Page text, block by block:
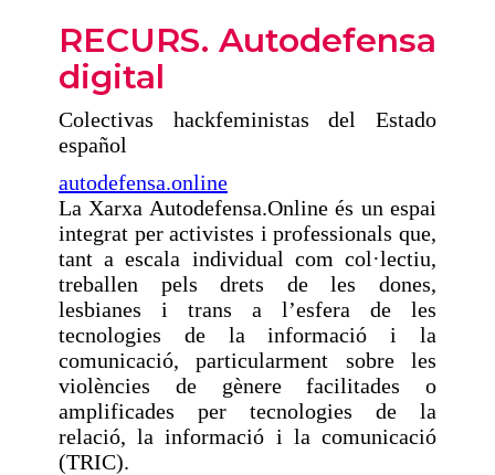
RECURS. Autodefensa
digital
Colectivas hackfeministas del Estado
español
autodefensa.online
La Xarxa Autodefensa.Online és un espai
integrat per activistes i professionals que,
tant a escala individual com col·lectiu,
treballen pels drets de les dones,
lesbianes i trans a l’esfera de les
tecnologies de la informació i la
comunicació, particularment sobre les
violències de gènere facilitades o
amplificades per tecnologies de la
relació, la informació i la comunicació
(TRIC).